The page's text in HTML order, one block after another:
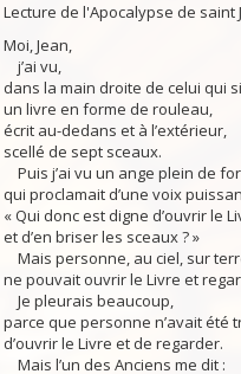
Lecture de l'Apocalypse de saint
Moi, Jean,
j’ai vu,
dans la main droite de celui qui
un livre en forme de rouleau,
écrit au-dedans et à l’extérieur,
scellé de sept sceaux.
Puis j’ai vu un ange plein de
qui proclamait d’une voix
« Qui donc est digne d’ouvrir le
et d’en briser les sceaux ? »
Mais personne, au ciel, sur
ne pouvait ouvrir le Livre et
Je pleurais beaucoup,
parce que personne n’avait été
d’ouvrir le Livre et de regarder.
Mais l’un des Anciens me dit :